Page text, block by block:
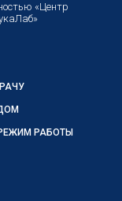
«Центр
РАБОТЫ